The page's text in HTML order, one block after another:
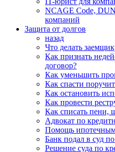
NCAGE Code,
компаний
Защита от долгов
назад
Что делать
Как признать
договор?
Как уменьшить
Как спасти
Как остановить
Как провести
Как списать пени,
Адвокат по
Помощь
Банк подал в суд
Решение суда по